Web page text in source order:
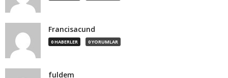
Francisacund
0 HABERLER 0 YORUMLAR
fuldem